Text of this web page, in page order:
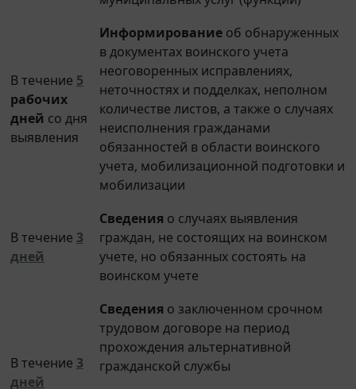
В течение 5
рабочих
дней со дня
выявления
Информирование
об обнаруженных
в документах воинского учета
неоговоренных исправлениях,
неточностях и подделках, неполном
количестве листов, а также о случаях
неисполнения гражданами
обязанностей в области воинского
учета, мобилизационной подготовки и
мобилизации
В течение 3
дней
Сведения
граждан, не состоящих на воинском
учете, но обязанных состоять на
воинском учете
В течение 3
дней
Сведения
трудовом договоре на период
прохождения альтернативной
гражданской службы